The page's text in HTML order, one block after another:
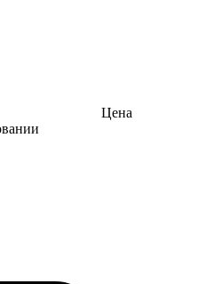
Цена